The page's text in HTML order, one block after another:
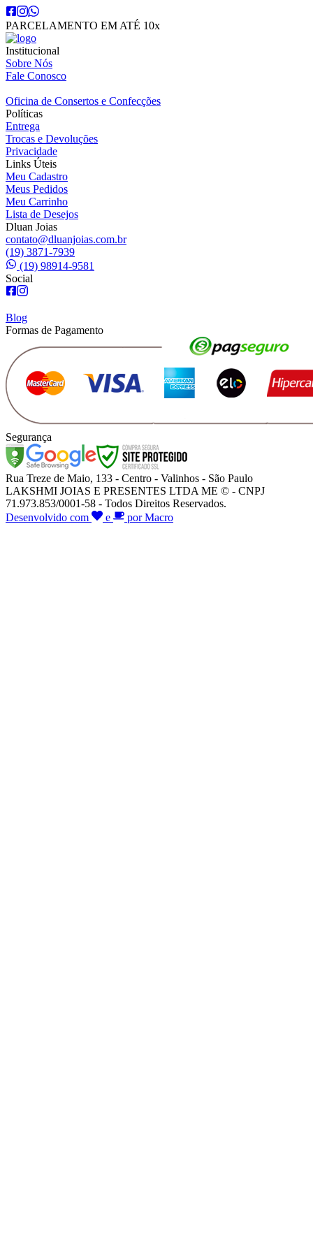
PARCELAMENTO EM ATÉ 10x
Institucional
Sobre Nós
Fale Conosco
Oficina de Consertos e Confecções
Políticas
Entrega
Trocas e Devoluções
Privacidade
Links Úteis
Meu Cadastro
Meus Pedidos
Meu Carrinho
Lista de Desejos
Dluan Joias
contato@dluanjoias.com.br
(19) 3871-7939
(19) 98914-9581
Social
Blog
Formas de Pagamento
Segurança
Rua Treze de Maio, 133 - Centro - Valinhos - São Paulo
LAKSHMI JOIAS E PRESENTES LTDA ME © - CNPJ
71.973.853/0001-58 - Todos Direitos Reservados.
Desenvolvido com
e por Macro